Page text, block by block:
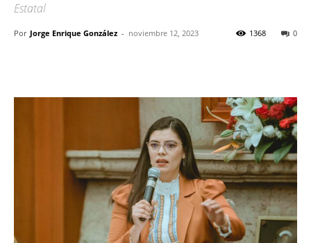
Estatal
Por Jorge Enrique González - noviembre 12, 2023 0
1368